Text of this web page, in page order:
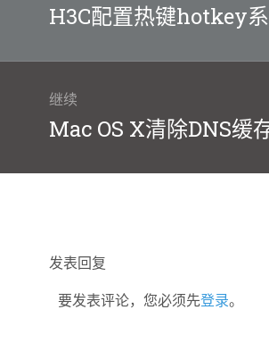
上
H3C配置热键hotkey
继续
下
Mac OS X清除DNS缓
发表回复
要发表评论，您必须先登录。